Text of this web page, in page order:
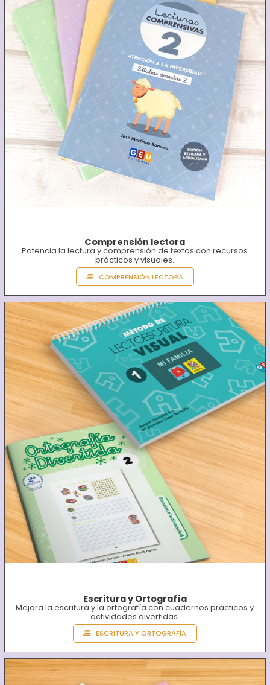
Comprensión lectora
Potencia la lectura y comprensión de textos con recursos
prácticos y visuales.
COMPRENSIÓN LECTORA
Escritura y Ortografía
Mejora la escritura y la ortografía con cuadernos prácticos y
actividades divertidas.
ESCRITURA Y ORTOGRAFÍA